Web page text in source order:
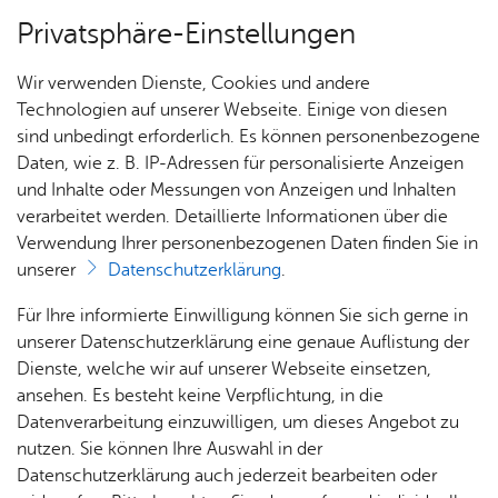
Über­sicht Bür­ger & Stadt
Rat­
haus &
Bür­
ger­
ser­vice
Rat­
häu­ser
Nach­
rich­
ten,
Vi­de­os
& Bil­
der
Me­di­
Jobs
Stel­
len­an­
ge­bo­te
Aus­bil­
dung &
Stu­di­
Bauen
& Um­
welt
Geo­
da­ten
Ge­
sund­
heit &
kum
Sat­zun­gen
Vor­le­sen
Ver­wal­tungs­ge­büh­ren­sat­
zung der ver­ein­bar­ten Ver­
wal­tungs­ge­mein­schaft Fried­
richs­ha­fen-Im­men­staad
PDF-Dokument ansehen
Privatsphäre-Einstellungen
Wir verwenden Dienste, Cookies und andere
Technologien auf unserer Webseite. Einige von diesen
sind unbedingt erforderlich. Es können personenbezogene
Daten, wie z. B. IP-Adressen für personalisierte Anzeigen
und Inhalte oder Messungen von Anzeigen und Inhalten
verarbeitet werden. Detaillierte Informationen über die
Verwendung Ihrer personenbezogenen Daten finden Sie in
unserer
Datenschutzerklärung.
Für Ihre informierte Einwilligung können Sie sich gerne in
unserer Datenschutzerklärung eine genaue Auflistung der
Dienste, welche wir auf unserer Webseite einsetzen,
ansehen. Es besteht keine Verpflichtung, in die
Datenverarbeitung einzuwilligen, um dieses Angebot zu
nutzen. Sie können Ihre Auswahl in der
Datenschutzerklärung auch jederzeit bearbeiten oder